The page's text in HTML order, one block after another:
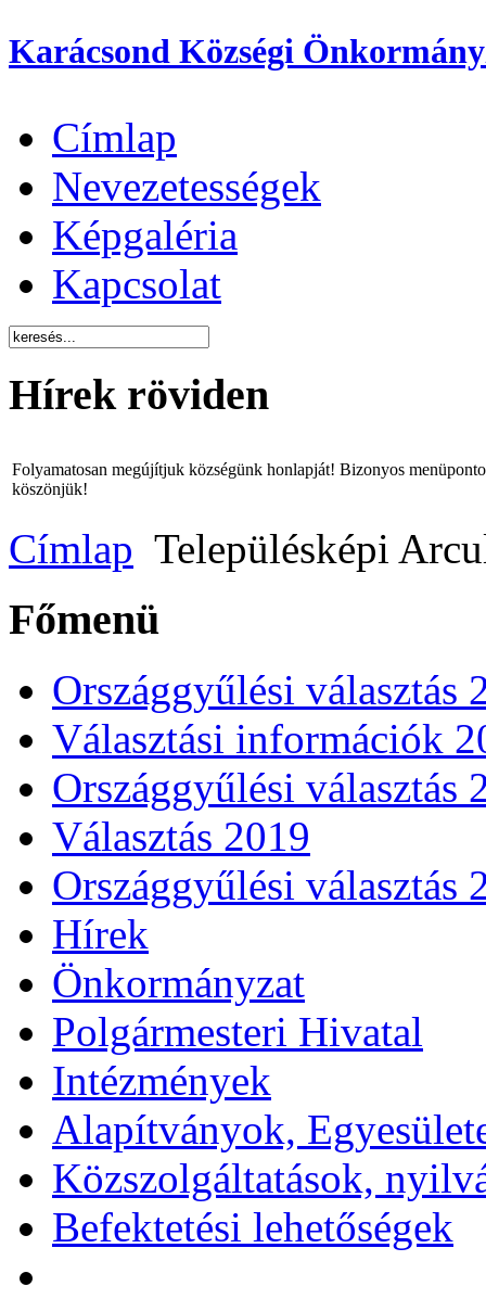
Karácsond Községi
Címlap
Nevezetességek
Képgaléria
Kapcsolat
Hírek röviden
Folyamatosan megújítjuk községünk honlapját! Bizonyos
köszönjük!
Címlap Településképi
Főmenü
Országgyűlési választás
Választási információk
Országgyűlési választás
Választás 2019
Országgyűlési választás
Hírek
Önkormányzat
Polgármesteri Hivatal
Intézmények
Alapítványok,
Közszolgáltatások,
Befektetési lehetőségek